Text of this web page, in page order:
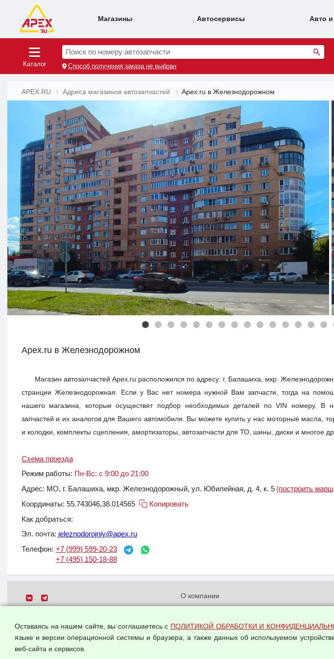
Магазины Автосервисы Авто и
Каталог
Поиск по номеру автозапчасти
Способ получения заказа не выбран
APEX.RU Адреса магазинов автозапчастей Apex.ru в Железнодорожном
Apex.ru в Железнодорожном
Магазин автозапчастей Apex.ru расположился по адресу: г. Балашиха, мкр.
странции Железнодорожная. Если у Вас нет номера нужной Вам запчасти, тогда на
нашего магазина, которые осуществят подбор необходимых деталей по VIN номеру. В
запчастей и их аналогов для Вашего автомобиля. Вы можете купить у нас моторные масла,
и колодки, комплекты сцепления, амортизаторы, автозапчасти для ТО, шины, диски и многое
Схема проезда
Режим работы: Пн-Вс: с 9:00 до 21:00
Адрес: МО, г. Балашиха, мкр. Железнодорожный, ул. Юбилейная, д. 4, к. 5 (построить
Координаты: 55.743046,38.014565
Копировать
Как добраться:
Эл. почта: jeleznodorojniy@apex.ru
Телефон: +7 (999) 599-20-23
+7 (495) 150-18-88
Все права защищены.
О компании
данных
Оставаясь на нашем сайте, вы соглашаетесь с ПОЛИТИКОЙ ОБРАБОТКИ И
языке и версии операционной системы и браузера, а также данных об используемом
веб-сайта и сервисов.